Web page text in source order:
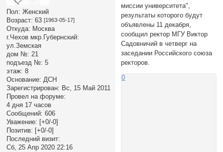
Пол: Женский
Возраст: 63 [1963-05-17]
Откуда: Москва
г.Чехов мкр.Губернский:
ул.Земская
дом №: 21
подъезд №: 5
этаж: 8
Основание: ДСН
Зарегистрирован: Вс, 15 Май 2011
Провел на форуме:
4 дня 17 часов
Сообщений: 606
Уважение: [+0/-0]
Позитив: [+0/-0]
Последний визит:
Сб, 25 Апр 2020 22:16
миссии университета",
результаты которого будут
объявлены 11 декабря,
сообщил ректор МГУ Виктор
Садовничий в четверг на
заседании Российского союза
ректоров.
0